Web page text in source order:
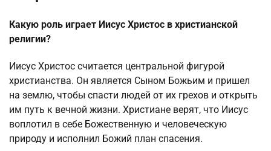
Какую роль играет Иисус Христос в христианской
религии?
Иисус Христос считается центральной фигурой
христианства. Он является Сыном Божьим и пришел
на землю, чтобы спасти людей от их грехов и открыть
им путь к вечной жизни. Христиане верят, что Иисус
воплотил в себе Божественную и человеческую
природу и исполнил Божий план спасения.